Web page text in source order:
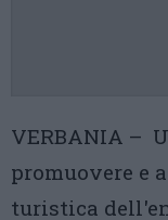
VERBANIA –
promuovere e
turistica